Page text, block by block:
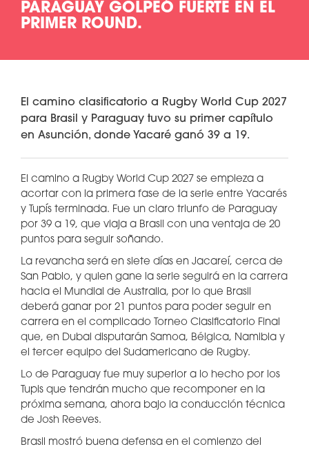
PARAGUAY GOLPEÓ FUERTE EN EL
PRIMER ROUND.
El camino clasificatorio a Rugby World Cup 2027
para Brasil y Paraguay tuvo su primer capítulo
en Asunción, donde Yacaré ganó 39 a 19.
El camino a Rugby World Cup 2027 se empieza a
acortar con la primera fase de la serie entre Yacarés
y Tupís terminada. Fue un claro triunfo de Paraguay
por 39 a 19, que viaja a Brasil con una ventaja de 20
puntos para seguir soñando.
La revancha será en siete días en Jacareí, cerca de
San Pablo, y quien gane la serie seguirá en la carrera
hacia el Mundial de Australia, por lo que Brasil
deberá ganar por 21 puntos para poder seguir en
carrera en el complicado Torneo Clasificatorio Final
que, en Dubai disputarán Samoa, Bélgica, Namibia y
el tercer equipo del Sudamericano de Rugby.
Lo de Paraguay fue muy superior a lo hecho por los
Tupis que tendrán mucho que recomponer en la
próxima semana, ahora bajo la conducción técnica
de Josh Reeves.
Brasil mostró buena defensa en el comienzo del